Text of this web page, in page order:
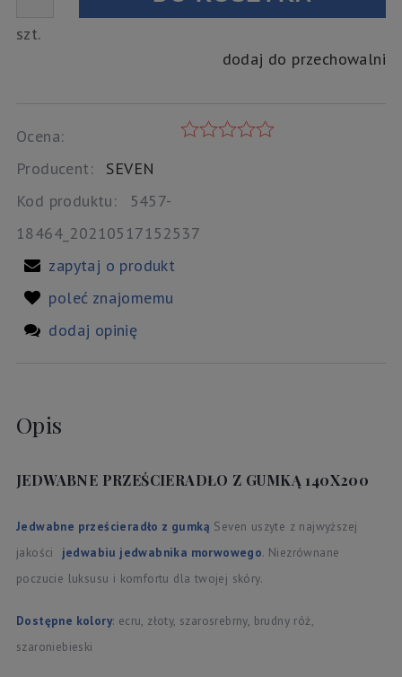
szt.
dodaj do przechowalni
Ocena:
Producent:
SEVEN
Kod produktu:
5457-
18464_20210517152537
zapytaj o produkt
poleć znajomemu
dodaj opinię
Opis
JEDWABNE PRZEŚCIERADŁO Z GUMKĄ 140X200
Jedwabne prześcieradło z gumką Seven uszyte z najwyższej
jakości jedwabiu jedwabnika morwowego. Niezrównane
poczucie luksusu i komfortu dla twojej skóry.
Dostępne kolory: ecru, złoty, szarosrebrny, brudny róż,
szaroniebieski